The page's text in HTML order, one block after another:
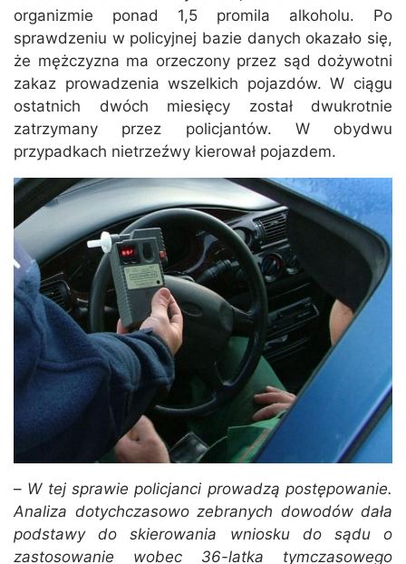
organizmie ponad 1,5 promila alkoholu. Po
sprawdzeniu w policyjnej bazie danych okazało się,
że mężczyzna ma orzeczony przez sąd dożywotni
zakaz prowadzenia wszelkich pojazdów. W ciągu
ostatnich dwóch miesięcy został dwukrotnie
zatrzymany przez policjantów. W obydwu
przypadkach nietrzeźwy kierował pojazdem.
– W tej sprawie policjanci prowadzą postępowanie.
Analiza dotychczasowo zebranych dowodów dała
podstawy do skierowania wniosku do sądu o
zastosowanie wobec 36-latka tymczasowego